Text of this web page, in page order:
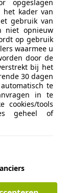
CD
Radio
ABS
Achter
Airbag
Airbag
Alarm
Centrale
Hoofd
Apeldoorn.
40
met
worden
Inruilen
mobiel
opgeslagen
het kader van
gebruik van
niet opnieuw
op gebruik
waarmee u
door de
bij het
30 dagen
te
in te
cookies/tools
geheel of